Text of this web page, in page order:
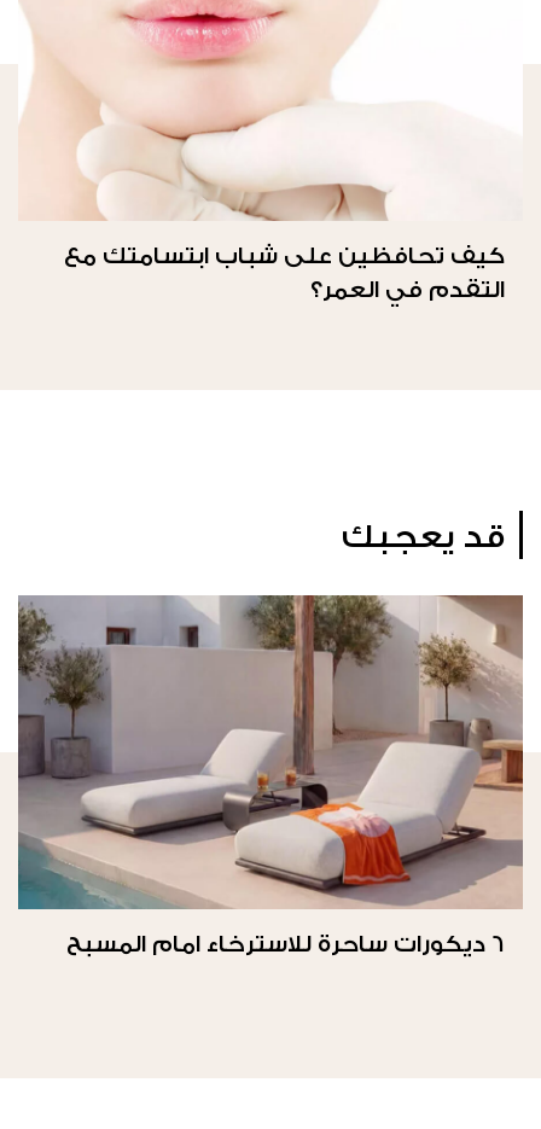
كيف تحافظين على شباب ابتسامتك مع
التقدم في العمر؟
قد يعجبك
6 ديكورات ساحرة للاسترخاء امام المسبح